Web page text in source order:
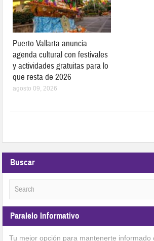
Puerto Vallarta anuncia
agenda cultural con festivales
y actividades gratuitas para lo
que resta de 2026
agosto 09, 2026
Buscar
Paralelo Informativo
Tu mejor opción para mantenerte informado